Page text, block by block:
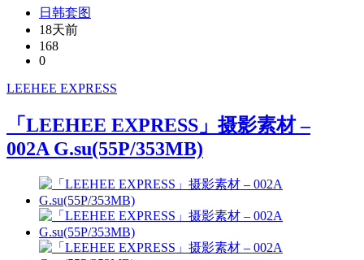
日韩套图
18天前
168
0
LEEHEE EXPRESS
「LEEHEE EXPRESS」摄影素材 –
002A G.su(55P/353MB)